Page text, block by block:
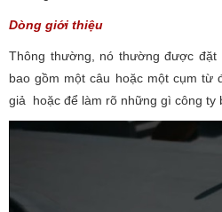
Dòng giới thiệu
Thông thường, nó thường được
bao gồm một câu hoặc một cụm từ
giả hoặc để làm rõ những gì công ty